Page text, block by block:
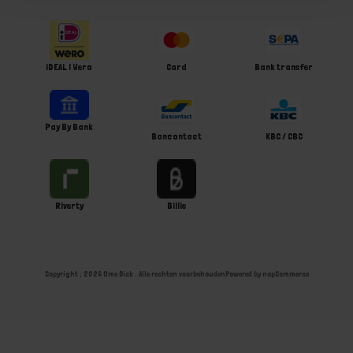
iDEAL | Wero Card Bank transfer
Pay By Bank
Bancontact
KBC / CBC
Riverty Billie
Copyright ; 2026 Ome Dick . Alle rechten voorbehoudenPowered by nopCommerce